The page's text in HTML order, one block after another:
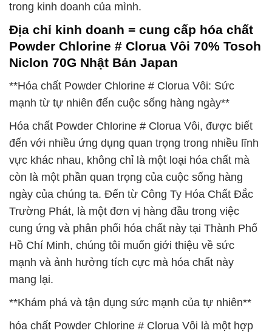
trong kinh doanh của mình.
Địa chỉ kinh doanh = cung cấp hóa chất
Powder Chlorine # Clorua Vôi 70% Tosoh
Niclon 70G Nhật Bản Japan
**Hóa chất Powder Chlorine # Clorua Vôi: Sức
mạnh từ tự nhiên đến cuộc sống hàng ngày**
Hóa chất Powder Chlorine # Clorua Vôi, được biết
đến với nhiều ứng dụng quan trọng trong nhiều lĩnh
vực khác nhau, không chỉ là một loại hóa chất mà
còn là một phần quan trọng của cuộc sống hàng
ngày của chúng ta. Đến từ Công Ty Hóa Chất Đắc
Trường Phát, là một đơn vị hàng đầu trong việc
cung ứng và phân phối hóa chất này tại Thành Phố
Hồ Chí Minh, chúng tôi muốn giới thiệu về sức
mạnh và ảnh hưởng tích cực mà hóa chất này
mang lại.
**Khám phá và tận dụng sức mạnh của tự nhiên**
hóa chất Powder Chlorine # Clorua Vôi là một hợp